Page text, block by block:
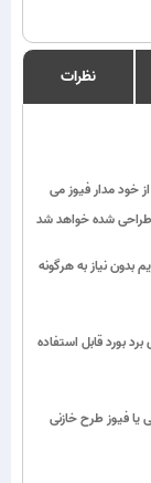
نظرات
خود مدار فیوز می
طراحی شده خواهد شد
بدون نیاز به هرگونه
بورد قابل استفاده
یا فیوز طرح خازنی